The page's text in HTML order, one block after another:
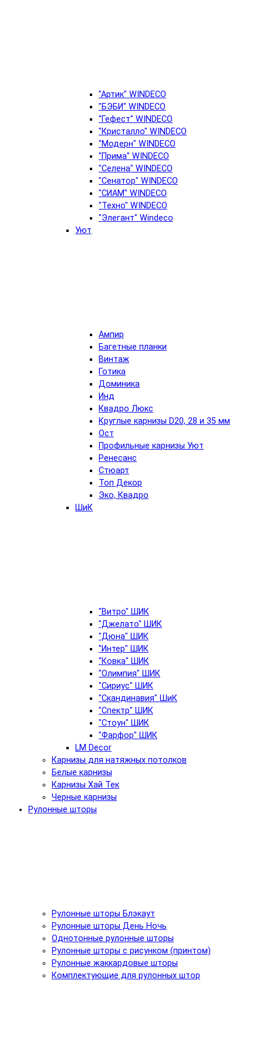
"Артик" WINDECO
"БЭБИ" WINDECO
"Гефест" WINDECO
"Кристалло" WINDECO
"Модерн" WINDECO
"Прима" WINDECO
"Селена" WINDECO
"Сенатор" WINDECO
"СИАМ" WINDECO
"Техно" WINDECO
"Элегант" Windeco
Уют
Ампир
Багетные планки
Винтаж
Готика
Доминика
Инд
Квадро Люкс
Круглые карнизы D20, 28 и 35 мм
Ост
Профильные карнизы Уют
Ренесанс
Стюарт
Топ Декор
Эко, Квадро
ШиК
"Витро" ШИК
"Джелато" ШИК
"Дюна" ШИК
"Интер" ШИК
"Ковка" ШИК
"Олимпия" ШИК
"Сириус" ШИК
"Скандинавия" ШиК
"Спектр" ШИК
"Стоун" ШИК
"Фарфор" ШИК
LM Decor
Карнизы для натяжных потолков
Белые карнизы
Карнизы Хай Тек
Черные карнизы
Рулонные шторы
Рулонные шторы Блэкаут
Рулонные шторы День Ночь
Однотонные рулонные шторы
Рулонные шторы с рисунком (принтом)
Рулонные жаккардовые шторы
Комплектующие для рулонных штор